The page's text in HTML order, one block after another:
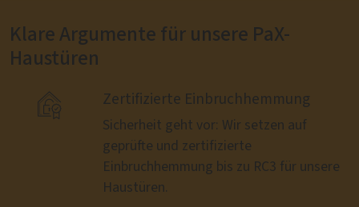
Klare Argumente für unsere PaX-
Haustüren
 Zertifizierte Einbruchhemmung
Sicherheit geht vor: Wir setzen auf
geprüfte und zertifizierte
Einbruchhemmung bis zu RC3 für unsere
Haustüren.